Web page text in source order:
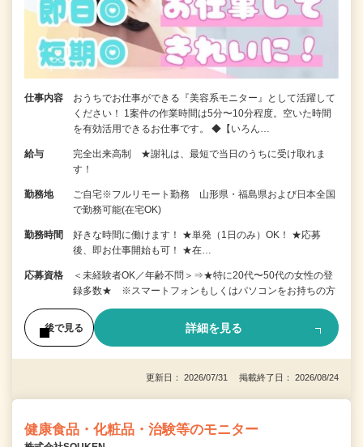
仕事内容
おうちでお仕事ができる『美容系モニター』として活躍して
ください！ 1案件の作業時間は5分〜10分程度。空いた時間
を有効活用できるお仕事です。 ◆【いろん…
給与
完全出来高制 ★謝礼は、最短で当日のうちに受け取れま
す！
勤務地
ご自宅※フルリモート勤務 山形県・福島県および日本全国
で勤務可能(在宅OK)
勤務時間
好きな時間に働けます！ ★単発（1日のみ）OK！ ★応募
後、即お仕事開始も可！ ★在…
応募資格
＜未経験者OK／年齢不問＞⇒★特に20代〜50代の女性の登
録多数★ ※スマートフォンもしくはパソコンをお持ちの方
後で見る 詳細を見る
更新日： 2026/07/31 掲載終了日： 2026/08/24
健康食品・化粧品・治験等のモニター